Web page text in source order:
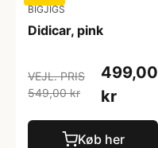
BIGJIGS
Didicar, pink
VEJL. PRIS
549,00 kr
499,00
kr
Køb her